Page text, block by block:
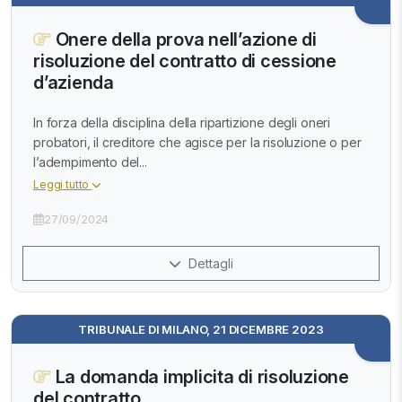
Onere della prova nell’azione di
risoluzione del contratto di cessione
d’azienda
In forza della disciplina della ripartizione degli oneri
probatori, il creditore che agisce per la risoluzione o per
l’adempimento del...
Leggi tutto
27/09/2024
Dettagli
TRIBUNALE DI MILANO, 21 DICEMBRE 2023
La domanda implicita di risoluzione